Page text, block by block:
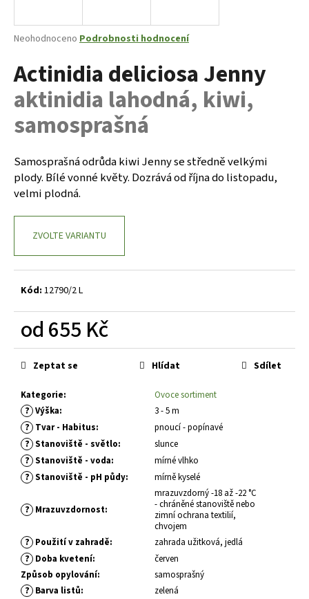
Průměrné
produktu
je
z
hvězdiček.
Neohodnoceno Podrobnosti hodnocení
Actinidia deliciosa Jenny
aktinidia lahodná, kiwi,
samosprašná
Samosprašná odrůda kiwi Jenny se středně velkými
plody. Bílé vonné květy. Dozrává od října do listopadu,
velmi plodná.
ZVOLTE VARIANTU
Kód: 12790/2 L
od655 Kč
Měrná
cena:
Kategorie: Ovoce sortiment
? Výška: 3 - 5 m
? Tvar - Habitus: pnoucí - popínavé
? Stanoviště - světlo: slunce
? Stanoviště - voda: mírné vlhko
? Stanoviště - pH půdy: mírně kyselé
? Mrazuvzdornost:
mrazuvzdorný -18 až -22 °C
- chráněné stanoviště nebo
zimní ochrana textilií,
chvojem
? Použití v zahradě: zahrada užitková, jedlá
? Doba kvetení:
červen
Způsob opylování: samosprašný
? Barva listů: zelená
Zeptat se Hlídat Sdílet
j
t
?
HLEDAT
D
p
o
č
m
SEDUM
TELEPHIUM
SEDUCTION
CHERRY
CHOCOLATE
ROZCHODNÍK
97